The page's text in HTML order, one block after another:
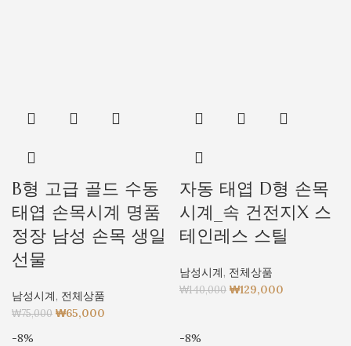
B형 고급 골드 수동
태엽 손목시계 명품
정장 남성 손목 생일
선물
남성시계, 전체상품
₩75,000 ₩65,000
자동 태엽 D형 손목
시계_속 건전지X 스
테인레스 스틸
남성시계, 전체상품
₩140,000 ₩129,000
-8% -8%